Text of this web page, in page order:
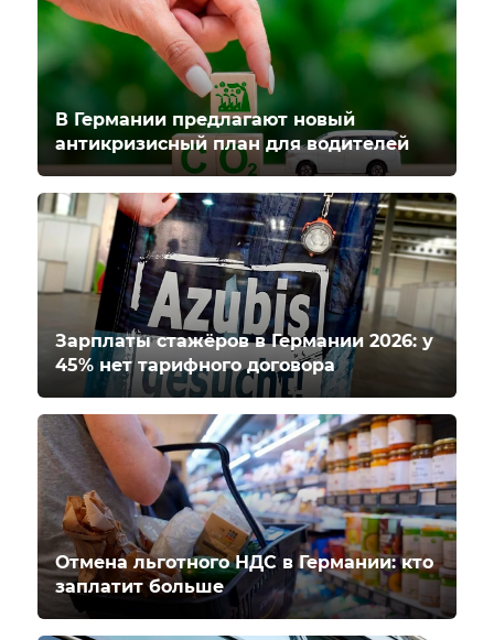
В Германии предлагают новый
антикризисный план для водителей
Зарплаты стажёров в Германии 2026: у
45% нет тарифного договора
Отмена льготного НДС в Германии: кто
заплатит больше